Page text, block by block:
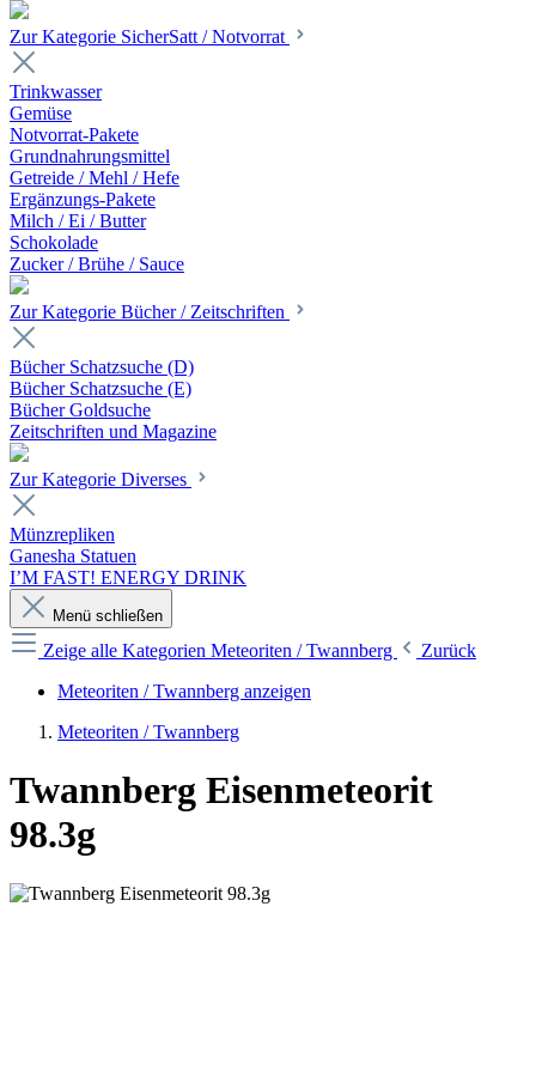
Zur Kategorie SicherSatt / Notvorrat
Trinkwasser
Gemüse
Notvorrat-Pakete
Grundnahrungsmittel
Getreide / Mehl / Hefe
Ergänzungs-Pakete
Milch / Ei / Butter
Schokolade
Zucker / Brühe / Sauce
Zur Kategorie Bücher / Zeitschriften
Bücher Schatzsuche (D)
Bücher Schatzsuche (E)
Bücher Goldsuche
Zeitschriften und Magazine
Zur Kategorie Diverses
Münzrepliken
Ganesha Statuen
I’M FAST! ENERGY DRINK
Menü schließen
Zeige alle Kategorien Meteoriten / Twannberg
Zurück
Meteoriten / Twannberg anzeigen
Meteoriten / Twannberg
Twannberg Eisenmeteorit
98.3g